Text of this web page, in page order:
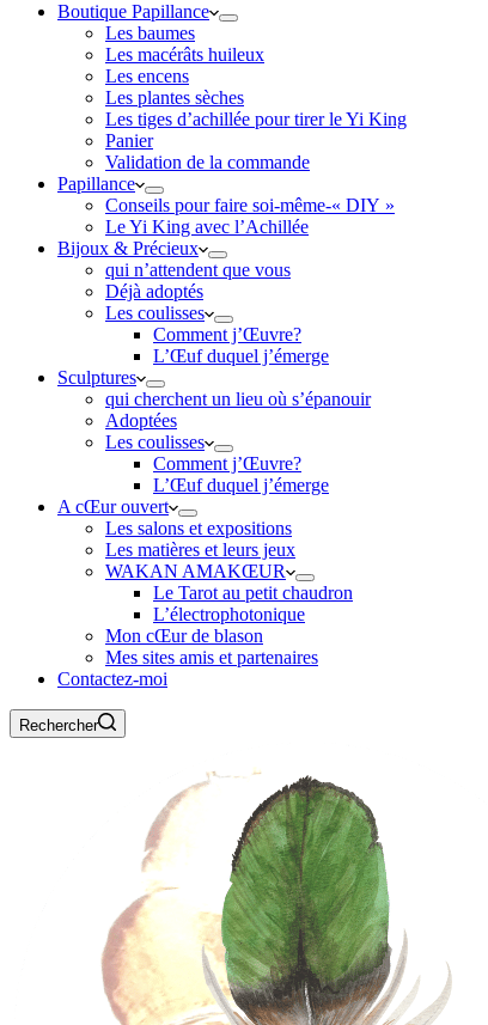
Boutique Papillance
Les baumes
Les macérâts huileux
Les encens
Les plantes sèches
Les tiges d’achillée pour tirer le Yi King
Panier
Validation de la commande
Papillance
Conseils pour faire soi-même-« DIY »
Le Yi King avec l’Achillée
Bijoux & Précieux
qui n’attendent que vous
Déjà adoptés
Les coulisses
Comment j’Œuvre?
L’Œuf duquel j’émerge
Sculptures
qui cherchent un lieu où s’épanouir
Adoptées
Les coulisses
Comment j’Œuvre?
L’Œuf duquel j’émerge
A cŒur ouvert
Les salons et expositions
Les matières et leurs jeux
WAKAN AMAKŒUR
Le Tarot au petit chaudron
L’électrophotonique
Mon cŒur de blason
Mes sites amis et partenaires
Contactez-moi
Rechercher